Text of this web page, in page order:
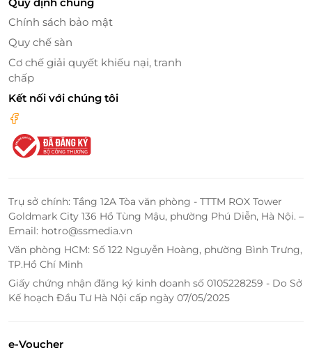
vời để bạn tự thưởng cho chính mình một bữa ăn
ngon trong không gian đẳng cấp. Đây là món quà
mang tính ứng dụng cao, thể hiện sự quan tâm tinh
tế của người tặng.
những trải nghiệm ẩm thực đầy cảm hứng. Đặt mua
ngay hôm nay qua
bằng hương vị tinh tế và phong cách sống hiện đại!
LifeLink
Chính sách bảo mật
Quy chế sàn
Cơ chế giải quyết khiếu nại, tranh
chấp
Kết nối với chúng tôi
Trụ sở chính: Tầng 12A Tòa văn phòng - TTTM ROX Tower
Goldmark City 136 Hồ Tùng Mậu, phường Phú Diễn, Hà Nội. –
Email: hotro@ssmedia.vn
Văn phòng HCM: Số 122 Nguyễn Hoàng, phường Bình Trưng,
TP.Hồ Chí Minh
Giấy chứng nhận đăng ký kinh doanh số 0105228259 - Do Sở
Kế hoạch Đầu Tư Hà Nội cấp ngày 07/05/2025
e-Voucher